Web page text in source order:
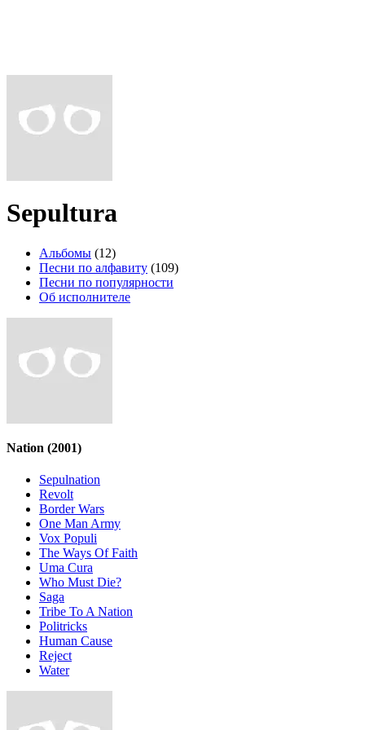
Sepultura
Альбомы (12)
Песни по алфавиту (109)
Песни по популярности
Об исполнителе
Nation (2001)
Sepulnation
Revolt
Border Wars
One Man Army
Vox Populi
The Ways Of Faith
Uma Cura
Who Must Die?
Saga
Tribe To A Nation
Politricks
Human Cause
Reject
Water